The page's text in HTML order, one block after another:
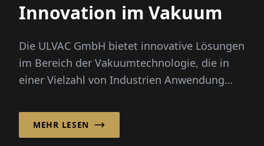
Innovation im Vakuum
Die ULVAC GmbH bietet innovative Lösungen
im Bereich der Vakuumtechnologie, die in
einer Vielzahl von Indus­trien Anwendung
MEHR LESEN